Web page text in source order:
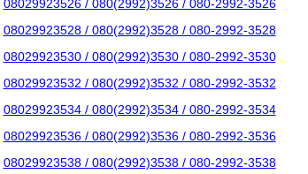
08029923526 / 080(2992)3526 / 080-2992-3526
08029923528 / 080(2992)3528 / 080-2992-3528
08029923530 / 080(2992)3530 / 080-2992-3530
08029923532 / 080(2992)3532 / 080-2992-3532
08029923534 / 080(2992)3534 / 080-2992-3534
08029923536 / 080(2992)3536 / 080-2992-3536
08029923538 / 080(2992)3538 / 080-2992-3538